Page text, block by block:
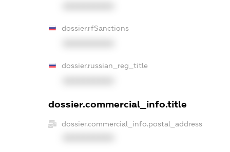
dossier.rfSanctions
dossier.russian_reg_title
dossier.commercial_info.title
dossier.commercial_info.postal_address